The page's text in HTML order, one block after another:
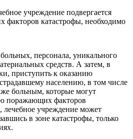
учреждение подвергается
факторов катастрофы, необходимо
персонала, уникального
средств. А затем, в
приступить к оказанию
населению, в том числе
больным, которые могут
поражающих факторов
лечебное учреждение может
в зоне катастрофы, только